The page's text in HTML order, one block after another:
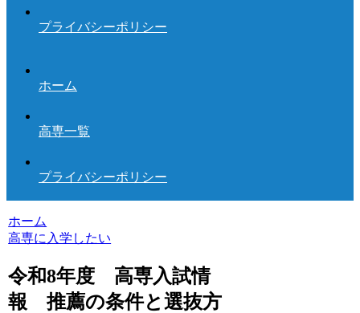
プライバシーポリシー
ホーム
高専一覧
プライバシーポリシー
ホーム
高専に入学したい
令和8年度 高専入試情
報 推薦の条件と選抜方